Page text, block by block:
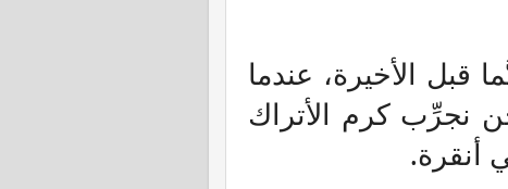
قبل الأخيرة، عندما
نجرِّب كرم الأتراك
أنقرة.